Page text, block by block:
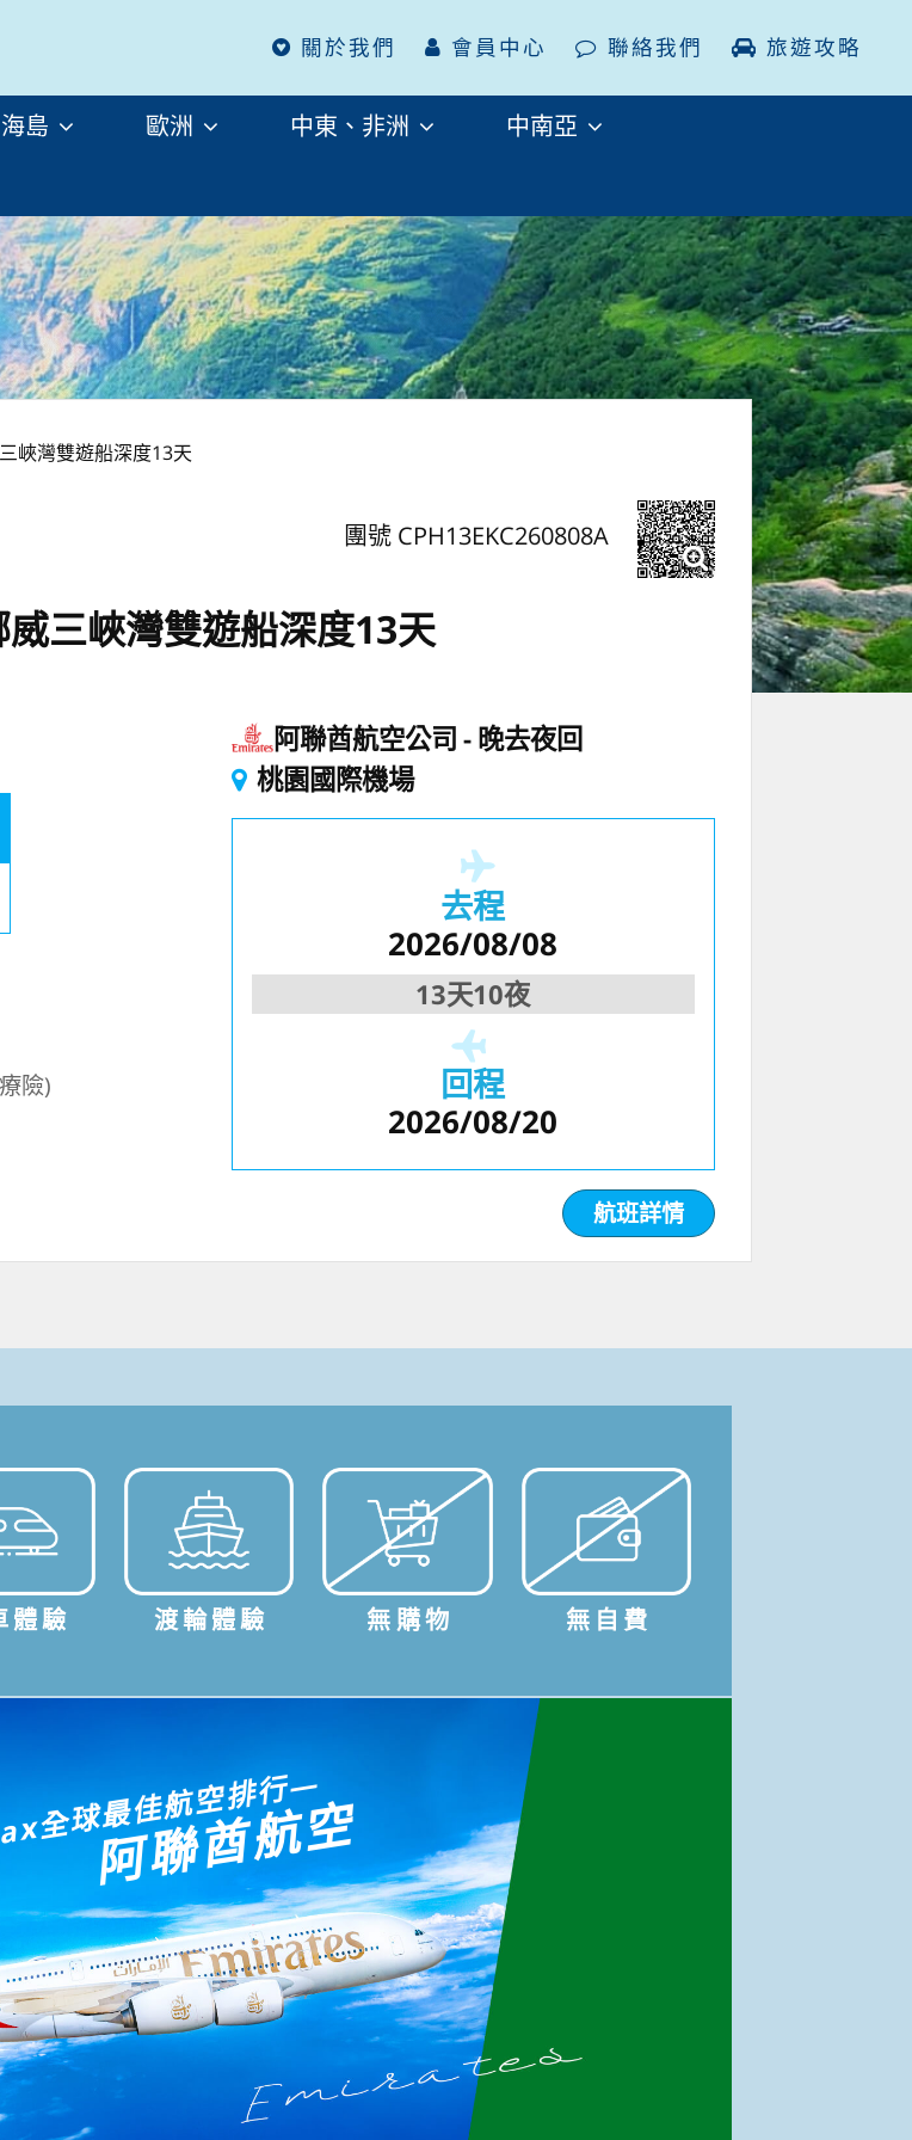
關於我們 會員中心 聯絡我們 旅遊攻略
海島 歐洲 中東、非洲
中南亞
峽灣雙遊船深度13天
團號 CPH13EKC260808A
威三峽灣雙遊船深度13天
險)
阿聯酋航空公司
晚去夜回
桃園國際機場
去程
2026/08/08
13天10夜
回程
2026/08/20
航班詳情
體驗 渡輪體驗 無購物 無自費
全球最佳航空排行—
阿聯酋航空